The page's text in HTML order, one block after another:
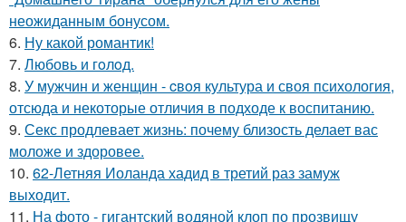
неожиданным бонусом.
6. Ну какой романтик!
7. Любовь и гoлoд.
8. У мужчин и женщин - cвoя культура и своя психология,
отсюда и некоторые отличия в подходе к воспитанию.
9. Секс продлевает жизнь: почему близость делает вас
моложе и здоровее.
10. 62-Летняя Иоланда хадид в третий раз замуж
выходит.
11. На фото - гигантский водяной клоп по прозвищу